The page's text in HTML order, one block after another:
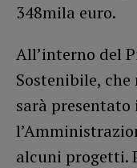
348mila euro.
All’interno del
Sostenibile,
sarà
alcuni progetti.